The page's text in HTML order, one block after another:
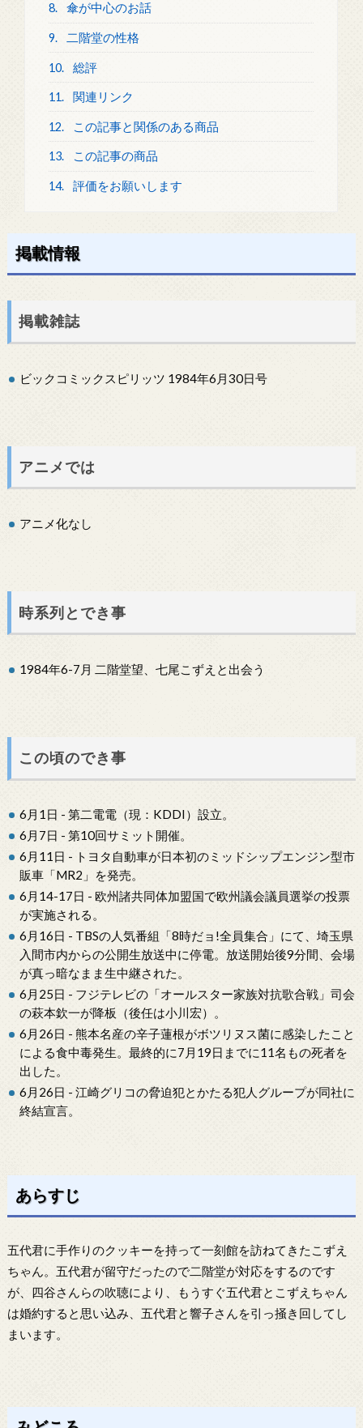
8. 傘が中心のお話
9. 二階堂の性格
10. 総評
11. 関連リンク
12. この記事と関係のある商品
13. この記事の商品
14. 評価をお願いします
掲載情報
掲載雑誌
ビックコミックスピリッツ 1984年6月30日号
アニメでは
アニメ化なし
時系列とでき事
1984年6-7月 二階堂望、七尾こずえと出会う
この頃のでき事
6月1日 - 第二電電（現：KDDI）設立。
6月7日 - 第10回サミット開催。
6月11日 - トヨタ自動車が日本初のミッドシップエンジン型市
販車「MR2」を発売。
6月14-17日 - 欧州諸共同体加盟国で欧州議会議員選挙の投票
が実施される。
6月16日 - TBSの人気番組「8時だョ!全員集合」にて、埼玉県
入間市内からの公開生放送中に停電。放送開始後9分間、会場
が真っ暗なまま生中継された。
6月25日 - フジテレビの「オールスター家族対抗歌合戦」司会
の萩本欽一が降板（後任は小川宏）。
6月26日 - 熊本名産の辛子蓮根がボツリヌス菌に感染したこと
による食中毒発生。最終的に7月19日までに11名もの死者を
出した。
6月26日 - 江崎グリコの脅迫犯とかたる犯人グループが同社に
終結宣言。
あらすじ
五代君に手作りのクッキーを持って一刻館を訪ねてきたこずえ
ちゃん。五代君が留守だったので二階堂が対応をするのです
が、四谷さんらの吹聴により、もうすぐ五代君とこずえちゃん
は婚約すると思い込み、五代君と響子さんを引っ掻き回してし
まいます。